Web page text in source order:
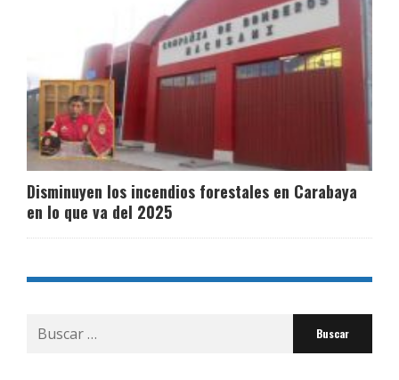
Disminuyen los incendios forestales en Carabaya
en lo que va del 2025
Buscar
por: